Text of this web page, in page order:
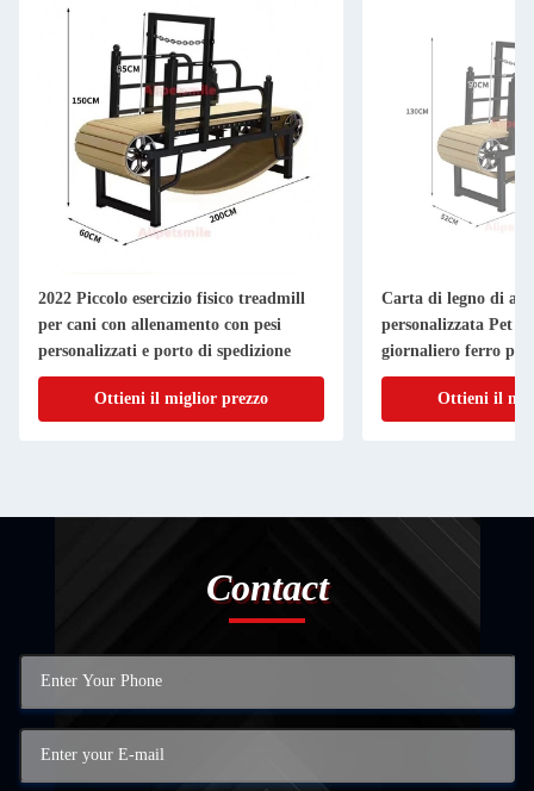
2022 Piccolo esercizio fisico treadmill
per cani con allenamento con pesi
personalizzati e porto di spedizione
Ottieni il miglior prezzo
Carta di legno di
personalizzata Pet
giornaliero ferro
macchina da corsa
Ottieni il
Contact